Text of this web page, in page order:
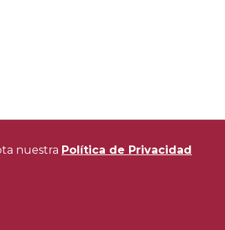
nuestra Política de Privacidad